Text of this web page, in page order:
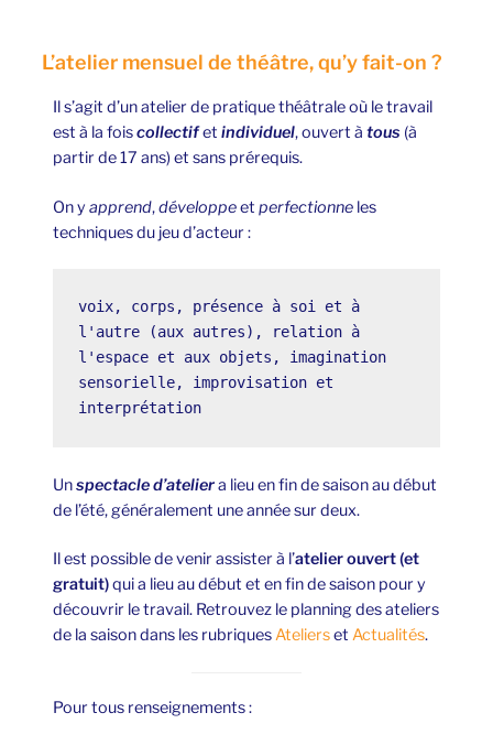
L’atelier mensuel de théâtre, qu’y fait-on ?
Il s’agit d’un atelier de pratique théâtrale où le travail
est à la foiscollectifet individuel, ouvert à tous (à
partir de 17 ans) et sans prérequis.
On y apprend,développeet perfectionne les
techniques du jeu d’acteur :
voix, corps, présence à soi et à
l'autre (aux autres), relation à
l'espace et aux objets, imagination
sensorielle, improvisation et
interprétation
Unspectacle d’ateliera lieu en fin de saison au début
de l’été, généralement une année sur deux.
Il est possible de venir assister à l’atelier ouvert (et
gratuit)qui a lieu au début et en fin de saison pour y
découvrir le travail. Retrouvez le planning des ateliers
de la saison dans les rubriquesAtelierset Actualités.
Pour tous renseignements :